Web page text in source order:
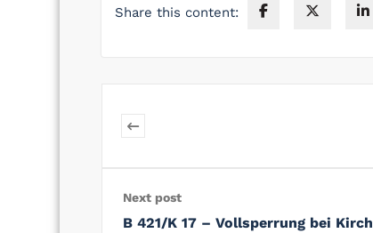
Share this content:
Next post
B 421/K 17 – Vollsperrung bei